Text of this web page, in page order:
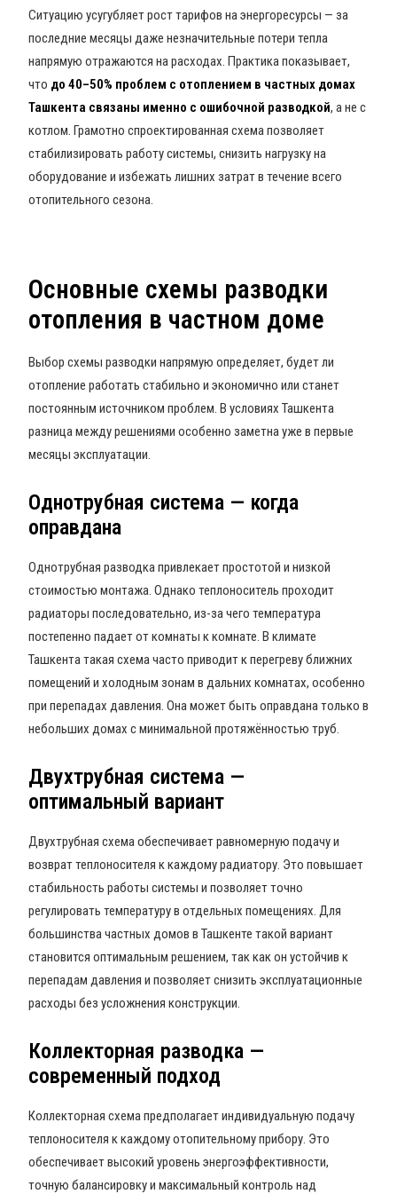
Ситуацию усугубляет рост тарифов на энергоресурсы — за
последние месяцы даже незначительные потери тепла
напрямую отражаются на расходах. Практика показывает,
что до 40–50% проблем с отоплением в частных домах
Ташкента связаны именно с ошибочной разводкой, а не с
котлом. Грамотно спроектированная схема позволяет
стабилизировать работу системы, снизить нагрузку на
оборудование и избежать лишних затрат в течение всего
отопительного сезона.
Основные схемы разводки
отопления в частном доме
Выбор схемы разводки напрямую определяет, будет ли
отопление работать стабильно и экономично или станет
постоянным источником проблем. В условиях Ташкента
разница между решениями особенно заметна уже в первые
месяцы эксплуатации.
Однотрубная система — когда
оправдана
Однотрубная разводка привлекает простотой и низкой
стоимостью монтажа. Однако теплоноситель проходит
радиаторы последовательно, из-за чего температура
постепенно падает от комнаты к комнате. В климате
Ташкента такая схема часто приводит к перегреву ближних
помещений и холодным зонам в дальних комнатах, особенно
при перепадах давления. Она может быть оправдана только в
небольших домах с минимальной протяжённостью труб.
Двухтрубная система —
оптимальный вариант
Двухтрубная схема обеспечивает равномерную подачу и
возврат теплоносителя к каждому радиатору. Это повышает
стабильность работы системы и позволяет точно
регулировать температуру в отдельных помещениях. Для
большинства частных домов в Ташкенте такой вариант
становится оптимальным решением, так как он устойчив к
перепадам давления и позволяет снизить эксплуатационные
расходы без усложнения конструкции.
Коллекторная разводка —
современный подход
Коллекторная схема предполагает индивидуальную подачу
теплоносителя к каждому отопительному прибору. Это
обеспечивает высокий уровень энергоэффективности,
точную балансировку и максимальный контроль над